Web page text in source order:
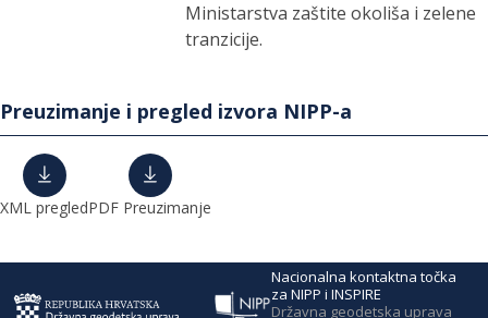
Ministarstva zaštite okoliša i zelene
tranzicije.
Preuzimanje i pregled izvora NIPP-a
XML pregledPDF Preuzimanje
Nacionalna kontaktna točka
za NIPP i INSPIRE
Državna geodetska uprava